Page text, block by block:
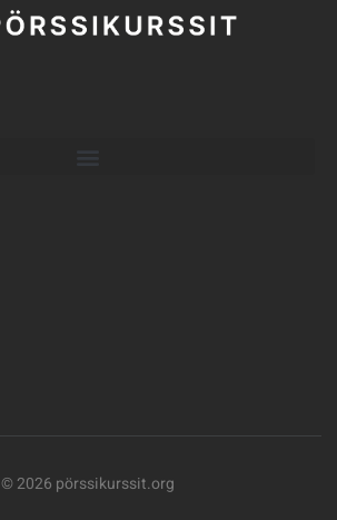
© 2026 pörssikurssit.org